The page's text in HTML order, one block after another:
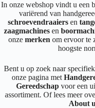
In onze webshop vindt u een
variërend van
schroevendraaiersen
zaagmachines en
onzemerkenom ervoor te
hoogste
Bent u op zoek naar
onze pagina met
Gereedschapvoor een
assortiment. Of lees meer
About